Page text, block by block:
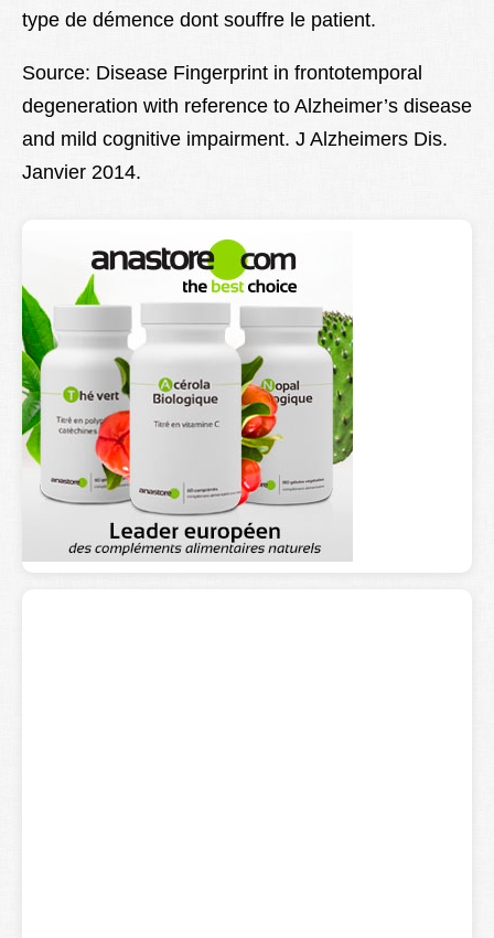
type de démence dont souffre le patient.
Source: Disease Fingerprint in frontotemporal
degeneration with reference to Alzheimer’s disease
and mild cognitive impairment. J Alzheimers Dis.
Janvier 2014.